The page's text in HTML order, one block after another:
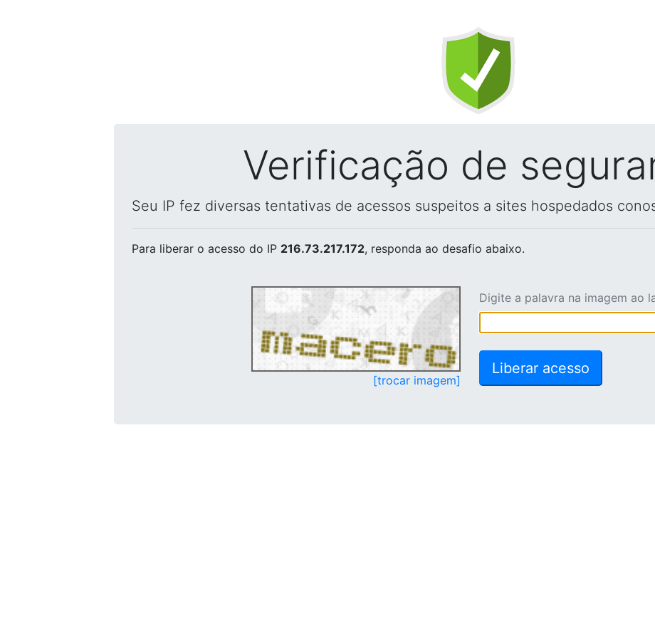
Verificação de
Seu IP fez diversas tentativas de acessos suspeitos a sites hospedados
Para liberar o acesso do IP 216.73.217.172, responda ao desafio abaixo.
[trocar imagem]
Digite a palavra na imagem ao